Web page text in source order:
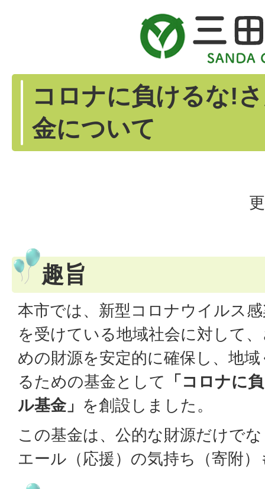
コロナに負けるな!
金について
趣旨
本市では、新型コロナウイルス
を受けている地域社会に対して
めの財源を安定的に確保し、地
るための基金として
「コロナに
ル基金」 を創設しました。
この基金は、公的な財源だけで
エール（応援）の気持ち（寄附